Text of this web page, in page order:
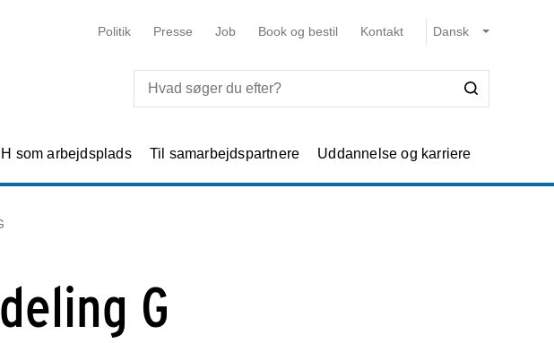
Politik Presse Job Book og bestil Kontakt
som arbejdsplads Til samarbejdspartnere Uddannelse og karriere
G